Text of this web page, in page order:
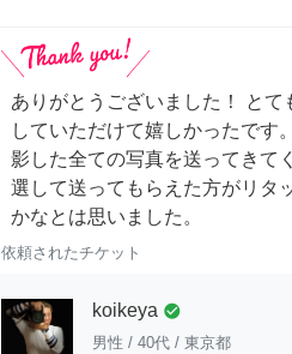
ありがとうございました！ と
していただけて嬉しかったです
影した全ての写真を送ってきて
選して送ってもらえた方がリタ
かなとは思いました。
依頼されたチケット
koikeya check_circle
男性 / 40代 / 東京都